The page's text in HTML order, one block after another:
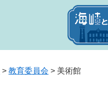
> 教育委員会 > 美術館